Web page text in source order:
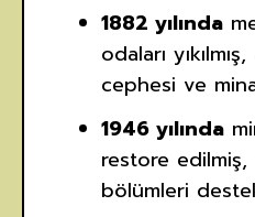
1882 yılında
odaları
cephesi ve
1946 yılında
restore edilmiş,
bölümleri